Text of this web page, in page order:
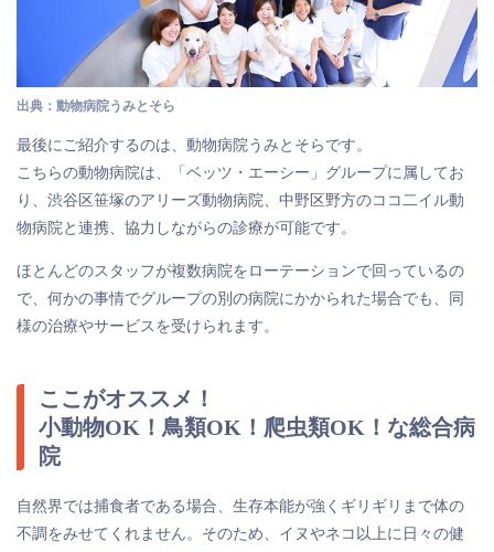
出典：動物病院うみとそら
最後にご紹介するのは、動物病院うみとそらです。
こちらの動物病院は、「ベッツ・エーシー」グループに属してお
り、渋谷区笹塚のアリーズ動物病院、中野区野方のココ二イル動
物病院と連携、協力しながらの診療が可能です。
ほとんどのスタッフが複数病院をローテーションで回っているの
で、何かの事情でグループの別の病院にかかられた場合でも、同
様の治療やサービスを受けられます。
ここがオススメ！
小動物OK！鳥類OK！爬虫類OK！な総合病
院
自然界では捕食者である場合、生存本能が強くギリギリまで体の
不調をみせてくれません。そのため、イヌやネコ以上に日々の健